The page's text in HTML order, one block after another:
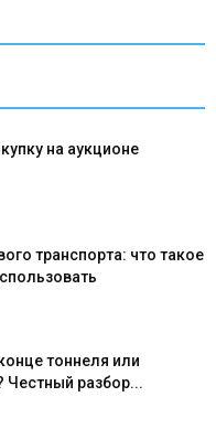
на аукционе
транспорта: что такое
тоннеля или
Честный разбор...